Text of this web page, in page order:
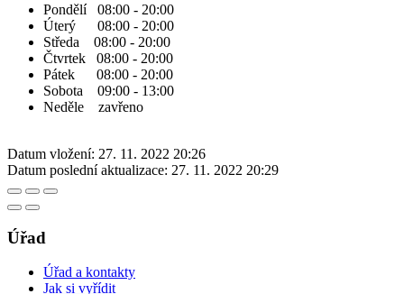
Pondělí 08:00 - 20:00
Úterý 08:00 - 20:00
Středa 08:00 - 20:00
Čtvrtek 08:00 - 20:00
Pátek 08:00 - 20:00
Sobota 09:00 - 13:00
Neděle zavřeno
Datum vložení: 27. 11. 2022 20:26
Datum poslední aktualizace: 27. 11. 2022 20:29
Úřad
Úřad a kontakty
Jak si vyřídit